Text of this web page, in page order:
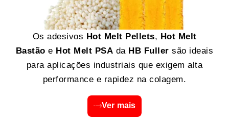
Os adesivos Hot Melt Pellets, Hot Melt
Bastão e Hot Melt PSA da HB Fuller são ideais
para aplicações industriais que exigem alta
performance e rapidez na colagem.
Ver mais